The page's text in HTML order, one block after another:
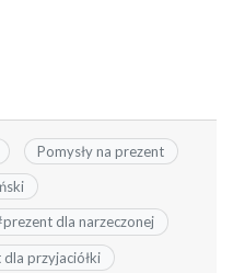
Pomysły na prezent
prezent dla narzeczonej
przyjaciółki